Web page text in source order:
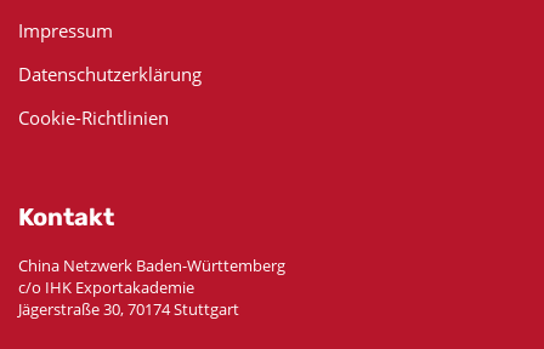
Impressum
Datenschutzerklärung
Cookie-Richtlinien
Kontakt
China Netzwerk Baden-Württemberg
c/o IHK Exportakademie
Jägerstraße 30, 70174 Stuttgart